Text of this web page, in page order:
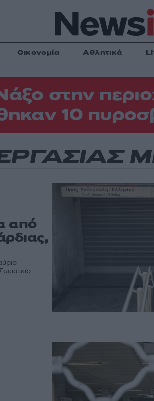
Οικονομία Αθλητικά
στην
10
από